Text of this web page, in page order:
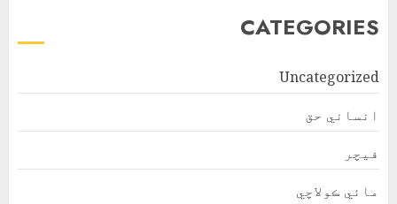
CATEGORIES
Uncategorized
انساني حق
فیچر
مائي ڪولاچي